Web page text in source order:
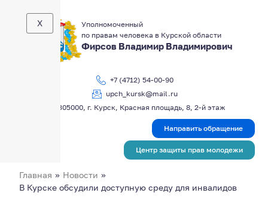
Уполномоченный
по правам человека в Курской области
Фирсов Владимир Владимирович
+7 (4712) 54-00-90
upch_kursk@mail.ru
305000, г. Курск, Красная площадь, 8, 2-й этаж
X
Направить обращение
Центр защиты прав молодежи
Главная » Новости »
В Курске обсудили доступную среду для инвалидов